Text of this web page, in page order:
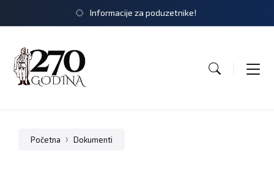
Informacije za poduzetnike!
Početna Dokumenti